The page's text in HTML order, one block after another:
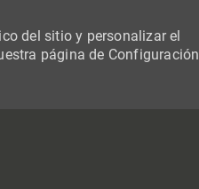
del sitio y personalizar el
página de Configuración